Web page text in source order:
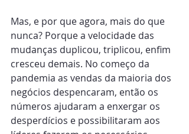
Mas, e por que agora, mais do que
nunca? Porque a velocidade das
mudanças duplicou, triplicou, enfim
cresceu demais. No começo da
pandemia as vendas da maioria dos
negócios despencaram, então os
números ajudaram a enxergar os
desperdícios e possibilitaram aos